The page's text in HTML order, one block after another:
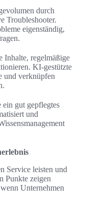
durch
Troubleshooter.
eigenständig,
Inhalte, regelmäßige
KI-gestützte
und verknüpfen
gut gepflegtes
und
Service leisten und
Punkte zeigen
Unternehmen